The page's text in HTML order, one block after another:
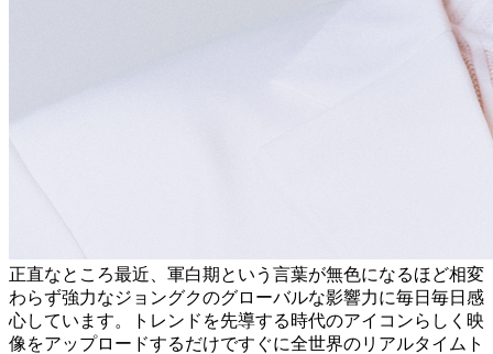
正直なところ最近、軍白期という言葉が無色になるほど相変
わらず強力なジョングクのグローバルな影響力に毎日毎日感
心しています。トレンドを先導する時代のアイコンらしく映
像をアップロードするだけですぐに全世界のリアルタイムト